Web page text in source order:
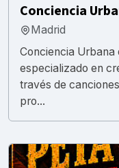
Conciencia
Madrid
Conciencia
especializado en
través de
pro...